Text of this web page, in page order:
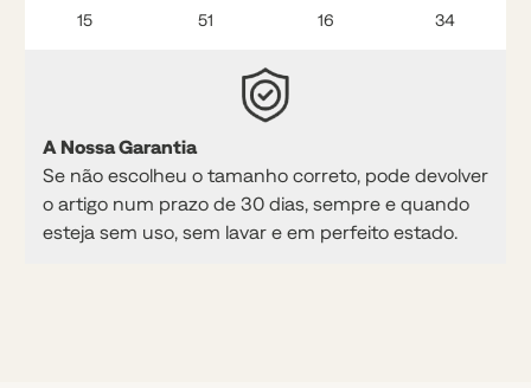
15 51 16 34
A Nossa Garantia
Se não escolheu o tamanho correto, pode devolver
o artigo num prazo de 30 dias, sempre e quando
esteja sem uso, sem lavar e em perfeito estado.